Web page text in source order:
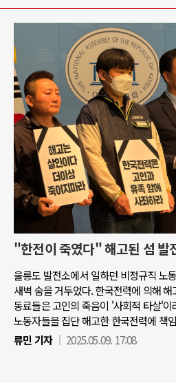
"한전이 죽였다" 해고된 섬 발
울릉도 발전소에서 일하던 비정규직 노
새벽 숨을 거두었다. 한국전력에 의해
동료들은 고인의 죽음이 '사회적 타살'
노동자들을 집단 해고한 한국전력에 책
류민 기자
2025.05.09. 17:08